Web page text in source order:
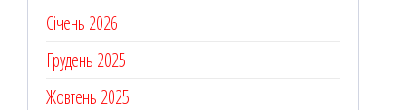
Січень 2026
Грудень 2025
Жовтень 2025